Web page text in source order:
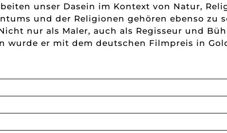
unser Dasein im Kontext von Natur,
und der Religionen gehören ebenso zu
nur als Maler, auch als Regisseur und
wurde er mit dem deutschen Filmpreis in